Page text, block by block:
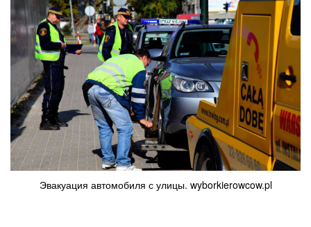
Эвакуация автомобиля с улицы. wyborkierowcow.pl